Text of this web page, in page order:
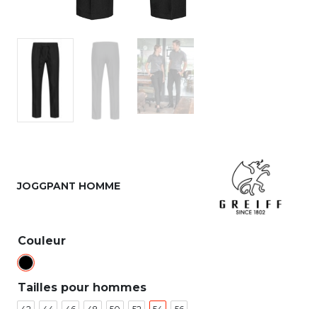
JOGGPANT HOMME
Couleur
Tailles pour hommes